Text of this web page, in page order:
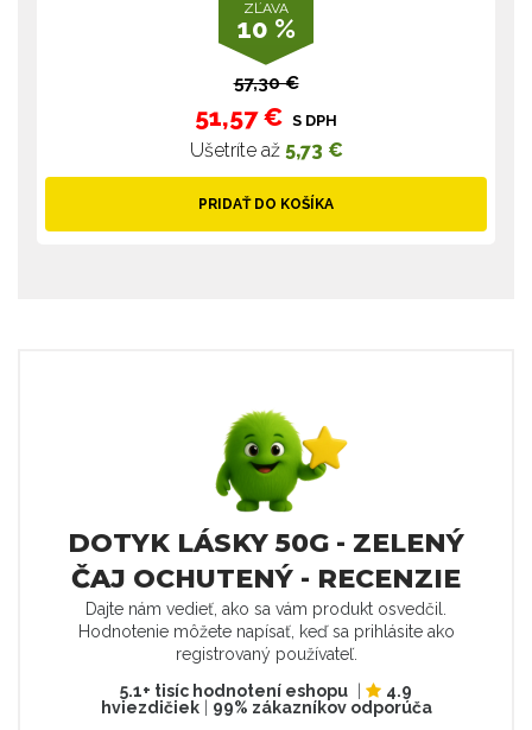
ZĽAVA
10 %
57,30 €
51,57 € S DPH
Ušetríte až 5,73 €
PRIDAŤ DO KOŠÍKA
DOTYK LÁSKY 50G - ZELENÝ
ČAJ OCHUTENÝ - RECENZIE
Dajte nám vedieť, ako sa vám produkt osvedčil.
Hodnotenie môžete napísať, keď sa prihlásite ako
registrovaný používateľ.
5.1+ tisíc hodnotení eshopu
4.9
hviezdičiek| 99% zákazníkov odporúča